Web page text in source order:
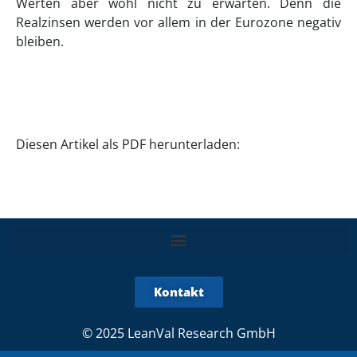
Werten aber wohl nicht zu erwarten. Denn die
Realzinsen werden vor allem in der Eurozone negativ
bleiben.
Diesen Artikel als PDF herunterladen:
Kontakt
© 2025 LeanVal Research GmbH